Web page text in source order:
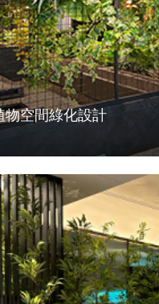
物空間綠化設計